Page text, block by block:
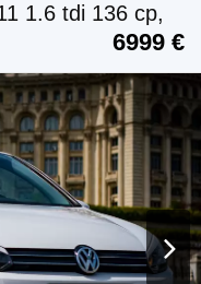
1.6 tdi 136 cp,
6999 €